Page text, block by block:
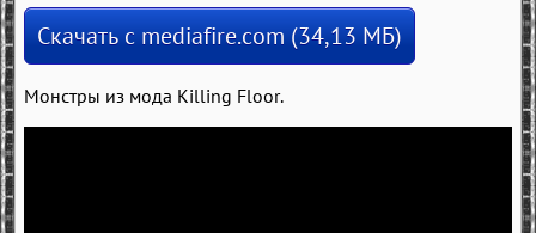
Скачать с mediafire.com (34,13 МБ)
Монстры из мода Killing Floor.